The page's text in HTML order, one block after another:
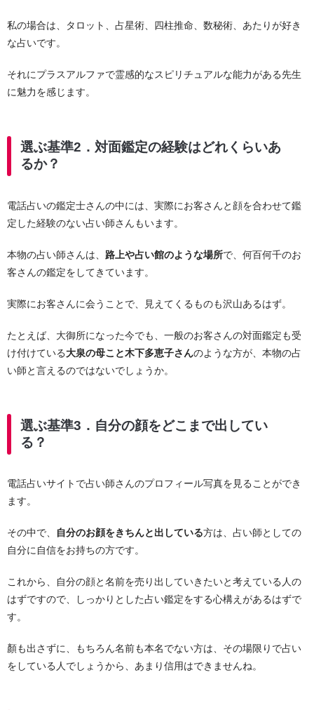
私の場合は、タロット、占星術、四柱推命、数秘術、あたりが好き
な占いです。
それにプラスアルファで霊感的なスピリチュアルな能力がある先生
に魅力を感じます。
選ぶ基準2．対面鑑定の経験はどれくらいあ
るか？
電話占いの鑑定士さんの中には、実際にお客さんと顔を合わせて鑑
定した経験のない占い師さんもいます。
本物の占い師さんは、 路上や占い館のような場所で、何百何千のお
客さんの鑑定をしてきています。
実際にお客さんに会うことで、見えてくるものも沢山あるはず。
たとえば、大御所になった今でも、一般のお客さんの対面鑑定も受
け付けている大泉の母こと木下多恵子さんのような方が、本物の占
い師と言えるのではないでしょうか。
選ぶ基準3．自分の顔をどこまで出してい
る？
電話占いサイトで占い師さんのプロフィール写真を見ることができ
ます。
その中で、 自分のお顔をきちんと出している方は、占い師としての
自分に自信をお持ちの方です。
これから、自分の顔と名前を売り出していきたいと考えている人の
はずですので、しっかりとした占い鑑定をする心構えがあるはずで
す。
顏も出さずに、もちろん名前も本名でない方は、その場限りで占い
をしている人でしょうから、あまり信用はできませんね。